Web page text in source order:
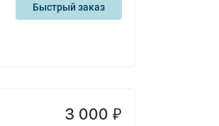
Быстрый заказ
3 000 ₽